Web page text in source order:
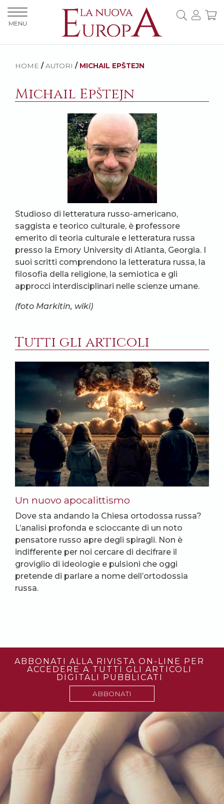
HOME / AUTORI / MICHAIL EPŠTEJN
Michail Epštejn
Studioso di letteratura russo-americano,
saggista e teorico culturale, è professore
emerito di teoria culturale e letteratura russa
presso la Emory University di Atlanta, Georgia. I
suoi scritti comprendono la letteratura russa, la
filosofia della religione, la semiotica e gli
approcci interdisciplinari nelle scienze umane.
(foto Markitin, wiki)
Tutti gli articoli
Un nuovo apocalittismo
Dove sta andando la Chiesa ortodossa russa?
L’analisi profonda e scioccante di un noto
pensatore russo apre degli spiragli. Non è
indifferente per noi cercare di decifrare il
groviglio di ideologie e pulsioni che oggi
pretende di parlare a nome dell’ortodossia
russa.
ABBONATI ALLA RIVISTA ON-LINE PER
ACCEDERE A TUTTI GLI ARTICOLI
DIGITALI PUBBLICATI
ABBONATI
MENU